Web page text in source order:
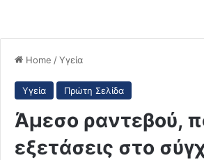
Home /Υγεία
Υγεία Πρώτη Σελίδα
Άμεσο ραντεβού,
εξετάσεις στο